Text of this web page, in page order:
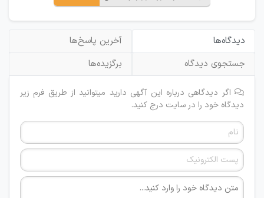
دیدگاه‌ها
آخرین پاسخ‌ها
جستجوی دیدگاه
برگزیده‌ها
اگر دیدگاهی درباره این آگهی دارید میتوانید از طریق فرم زیر
دیدگاه خود را در سایت درج کنید.